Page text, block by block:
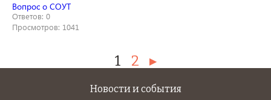
Вопрос о СОУТ
Ответов: 0
Просмотров: 1041
1 2
Новости и события